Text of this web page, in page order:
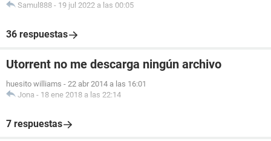
Samul888 - 19 jul 2022 a las 00:05
36 respuestas
Utorrent no me descarga ningún archivo
huesito williams - 22 abr 2014 a las 16:01
Jona - 18 ene 2018 a las 22:14
7 respuestas